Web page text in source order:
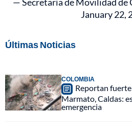
January 22,
Últimas Noticias
COLOMBIA
Reportan
Marmato, Caldas:
emergencia